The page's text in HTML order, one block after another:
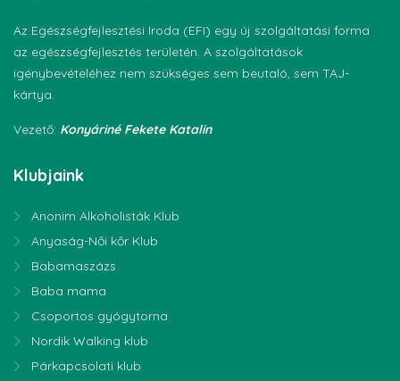
Az Egészségfejlesztési Iroda (EFI) egy új szolgáltatási forma
az egészségfejlesztés területén. A szolgáltatások
igénybevételéhez nem szükséges sem beutaló, sem TAJ-
kártya.
Vezető: Konyáriné Fekete Katalin
Klubjaink
Anonim Alkoholisták Klub
Anyaság-Női kőr Klub
Babamaszázs
Baba mama
Csoportos gyógytorna
Nordik Walking klub
Párkapcsolati klub